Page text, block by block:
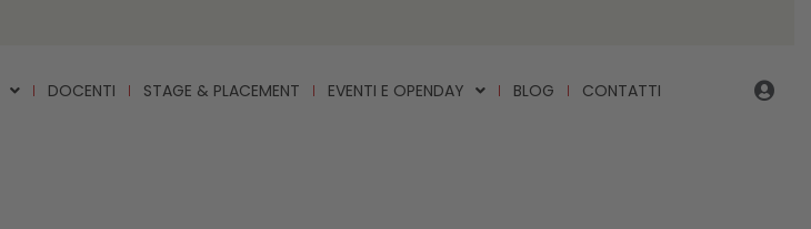
DOCENTI STAGE & PLACEMENT EVENTI E OPENDAY BLOG CONTATTI